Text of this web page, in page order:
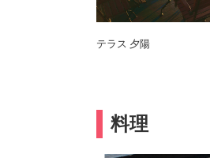
テラス 夕陽
料理